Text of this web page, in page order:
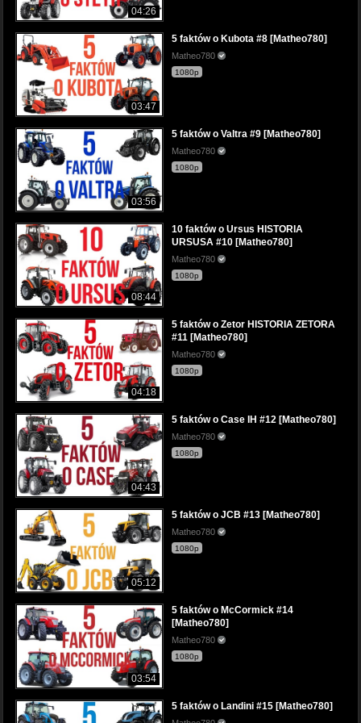
04:26
03:47
5 faktów o Kubota #8 [Matheo780]
Matheo780
1080p
03:56
5 faktów o Valtra #9 [Matheo780]
Matheo780
1080p
08:44
10 faktów o Ursus HISTORIA
URSUSA #10 [Matheo780]
Matheo780
1080p
04:18
5 faktów o Zetor HISTORIA ZETORA
#11 [Matheo780]
Matheo780
1080p
04:43
5 faktów o Case IH #12 [Matheo780]
Matheo780
1080p
05:12
5 faktów o JCB #13 [Matheo780]
Matheo780
1080p
03:54
5 faktów o McCormick #14
[Matheo780]
Matheo780
1080p
5 faktów o Landini #15 [Matheo780]